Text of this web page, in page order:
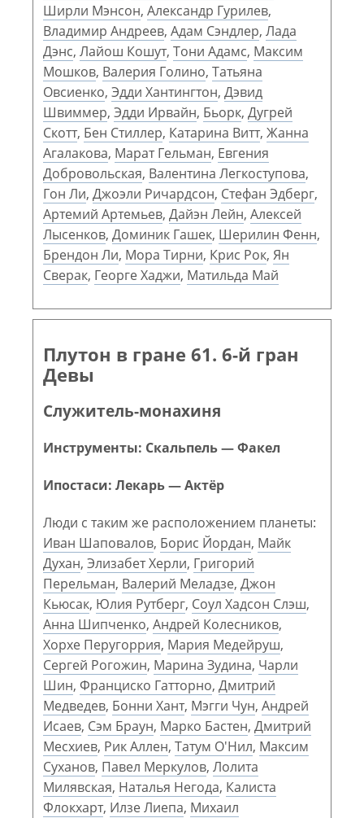
Ширли Мэнсон, Александр Гурилев,
Владимир Андреев, Адам Сэндлер, Лада
Дэнс, Лайош Кошут, Тони Адамс, Максим
Мошков, Валерия Голино, Татьяна
Овсиенко, Эдди Хантингтон, Дэвид
Швиммер, Эдди Ирвайн, Бьорк, Дугрей
Скотт, Бен Стиллер, Катарина Витт, Жанна
Агалакова, Марат Гельман, Евгения
Добровольская, Валентина Легкоступова,
Гон Ли, Джоэли Ричардсон, Стефан Эдберг,
Артемий Артемьев, Дайэн Лейн, Алексей
Лысенков, Доминик Гашек, Шерилин Фенн,
Брендон Ли, Мора Тирни, Крис Рок, Ян
Сверак, Георге Хаджи, Матильда Май
Плутон в гране 61. 6-й гран
Девы
Служитель-монахиня
Инструменты: Скальпель — Факел
Ипостаси: Лекарь — Актёр
Люди с таким же расположением планеты:
Иван Шаповалов, Борис Йордан, Майк
Духан, Элизабет Херли, Григорий
Перельман, Валерий Меладзе, Джон
Кьюсак, Юлия Рутберг, Соул Хадсон Слэш,
Анна Шипченко, Андрей Колесников,
Хорхе Перугоррия, Мария Медейруш,
Сергей Рогожин, Марина Зудина, Чарли
Шин, Франциско Гатторно, Дмитрий
Медведев, Бонни Хант, Мэгги Чун, Андрей
Исаев, Сэм Браун, Марко Бастен, Дмитрий
Месхиев, Рик Аллен, Татум О'Нил, Максим
Суханов, Павел Меркулов, Лолита
Милявская, Наталья Негода, Калиста
Флокхарт, Илзе Лиепа, Михаил